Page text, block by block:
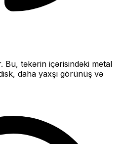
Bu, təkərin içərisindəki metal
daha yaxşı görünüş və